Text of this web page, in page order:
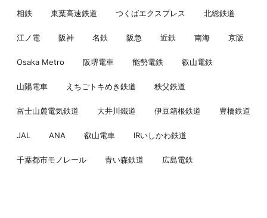
相鉄 東葉高速鉄道 つくばエクスプレス 北総鉄道
江ノ電 阪神 名鉄 阪急 近鉄 南海 京阪
Osaka Metro 阪堺電車 能勢電鉄 叡山電鉄
山陽電車 えちごトキめき鉄道 秩父鉄道
富士山麓電気鉄道 大井川鐵道 伊豆箱根鉄道 豊橋鉄道
JAL ANA 叡山電車 IRいしかわ鉄道
千葉都市モノレール 青い森鉄道 広島電鉄